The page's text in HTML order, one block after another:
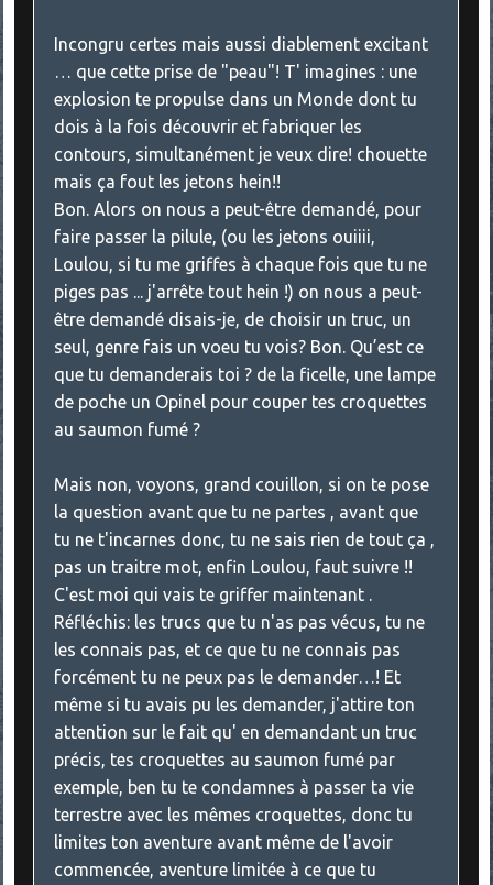
Incongru certes mais aussi diablement excitant
… que cette prise de "peau"! T' imagines : une
explosion te propulse dans un Monde dont tu
dois à la fois découvrir et fabriquer les
contours, simultanément je veux dire! chouette
mais ça fout les jetons hein!!
Bon. Alors on nous a peut-être demandé, pour
faire passer la pilule, (ou les jetons ouiiii,
Loulou, si tu me griffes à chaque fois que tu ne
piges pas ... j'arrête tout hein !) on nous a peut-
être demandé disais-je, de choisir un truc, un
seul, genre fais un voeu tu vois? Bon. Qu’est ce
que tu demanderais toi ? de la ficelle, une lampe
de poche un Opinel pour couper tes croquettes
au saumon fumé ?
Mais non, voyons, grand couillon, si on te pose
la question avant que tu ne partes , avant que
tu ne t'incarnes donc, tu ne sais rien de tout ça ,
pas un traitre mot, enfin Loulou, faut suivre !!
C'est moi qui vais te griffer maintenant .
Réfléchis: les trucs que tu n'as pas vécus, tu ne
les connais pas, et ce que tu ne connais pas
forcément tu ne peux pas le demander…! Et
même si tu avais pu les demander, j'attire ton
attention sur le fait qu' en demandant un truc
précis, tes croquettes au saumon fumé par
exemple, ben tu te condamnes à passer ta vie
terrestre avec les mêmes croquettes, donc tu
limites ton aventure avant même de l'avoir
commencée, aventure limitée à ce que tu